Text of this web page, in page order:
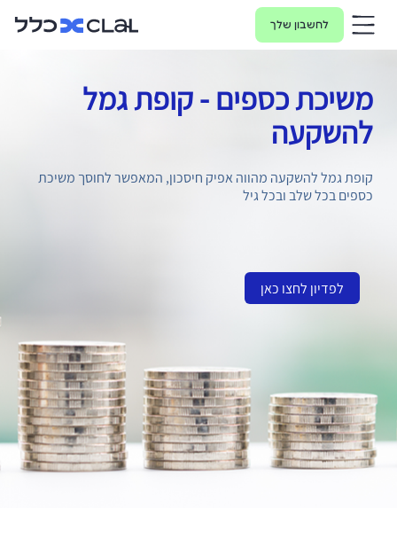
לחשבון שלך
משיכת כספים - קופת גמל
להשקעה
קופת גמל להשקעה מהווה אפיק חיסכון, המאפשר לחוסך משיכת
כספים בכל שלב ובכל גיל
לפדיון לחצו כאן